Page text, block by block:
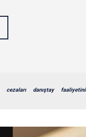
cezaları danıştay